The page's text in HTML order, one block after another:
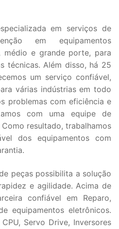
em serviços de
em equipamentos
médio e grande porte, para
técnicas. Além disso, há 25
um serviço confiável,
várias indústrias em todo
problemas com eficiência e
com uma equipe de
resultado, trabalhamos
dos equipamentos com
peças possibilita a solução
e agilidade. Acima de
confiável em Reparo,
equipamentos eletrônicos.
Servo Drive, Inversores